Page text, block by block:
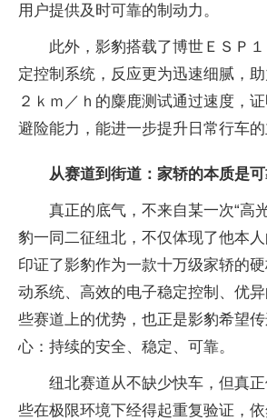
用户提供及时可靠的制动力。
此外，影豹搭载了博世ＥＳＰ
定控制系统，反应更为迅速细腻，
２ｋｍ／ｈ的麋鹿测试通过速度，
避险能力，能进一步提升日常行车
从赛道到街道：家轿的本质是
真正的底气，不来自某一次“高
豹一同二征纽北，不仅体现了他本
印证了影豹作为一款十万级家轿的
动系统、高效的电子稳定控制、优
些赛道上的优势，也正是影豹希望
心：持续的安全、稳定、可靠。
纽北赛道从不缺少快车，但真
些在极限环境下经得起重复验证，依